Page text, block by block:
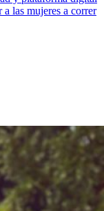
las mujeres a correr